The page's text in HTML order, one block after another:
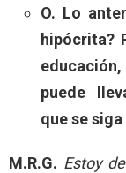
O. Lo
hipócrita?
puede
que se
M.R.G. Estoy